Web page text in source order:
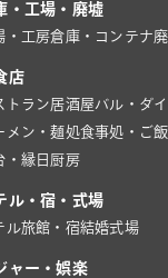
・工場・廃墟
・工房倉庫・コンテナ
店
トラン居酒屋バル・ダ
メン・麺処食事処・ご
・縁日 厨房
ル・宿・式場
ル旅館・宿結婚式場
ャー・娯楽